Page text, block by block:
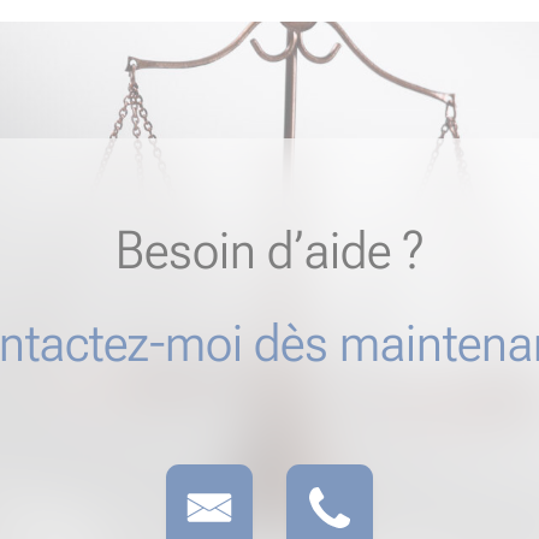
Besoin d’aide ?
moi dès